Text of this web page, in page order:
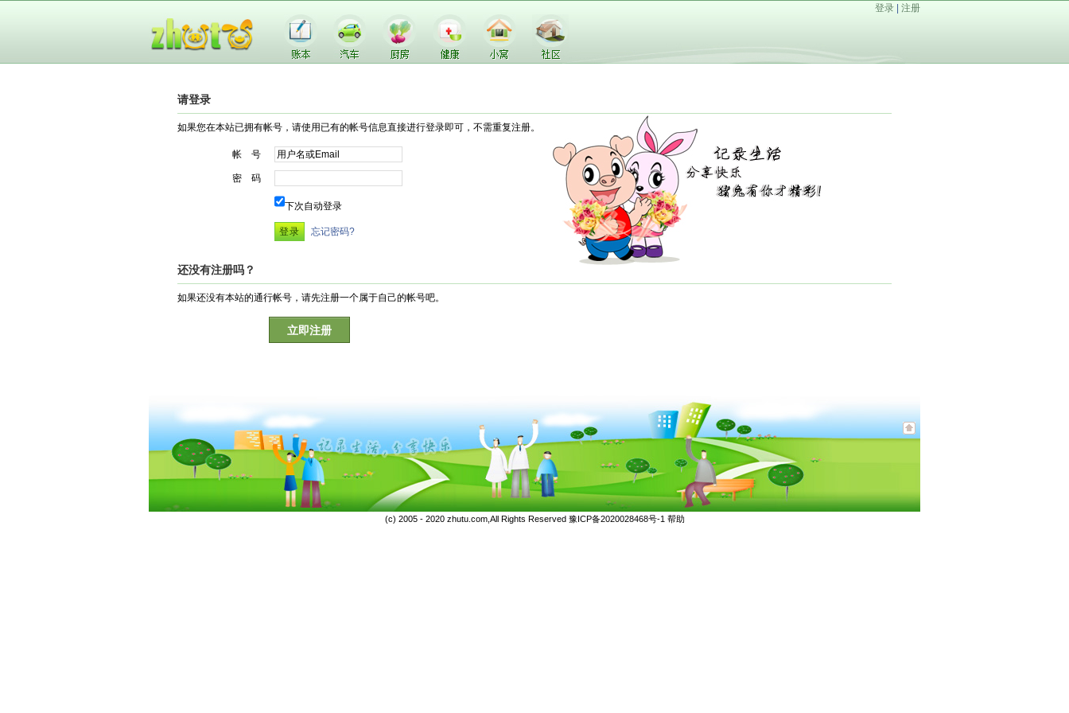
登录 注册
请登录
如果您在本站已拥有帐号，请使用已有的帐号信息直接进行登录即可，不需重复注册。
帐 号
密 码
下次自动登录
忘记密码?
还没有注册吗？
如果还没有本站的通行帐号，请先注册一个属于自己的帐号吧。
立即注册
(c) 2005 - 2020 zhutu.com,All Rights Reserved 豫ICP备2020028468号-1 帮助